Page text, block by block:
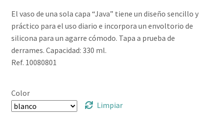
El vaso de una sola capa “Java” tiene un diseño sencillo y
práctico para el uso diario e incorpora un envoltorio de
silicona para un agarre cómodo. Tapa a prueba de
derrames. Capacidad: 330 ml.
Ref. 10080801
Color
Limpiar